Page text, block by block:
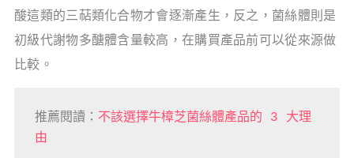
酸這類的三萜類化合物才會逐漸產生，反之，菌絲體則是
初級代謝物多醣體含量較高，在購買產品前可以從來源做
比較。
推薦閱讀： 不該選擇牛樟芝菌絲體產品的 3 大理
由